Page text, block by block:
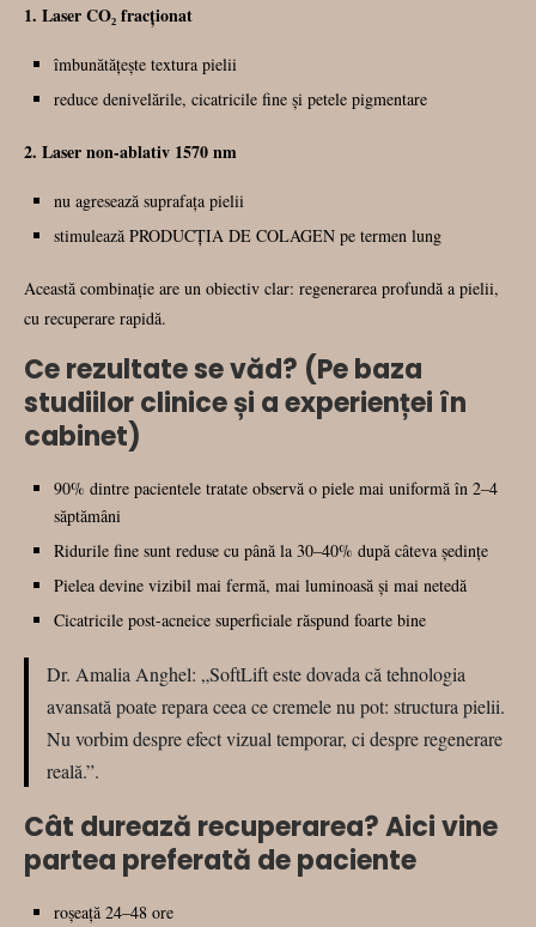
1. Laser CO₂ fracționat
îmbunătățește textura pielii
reduce denivelările, cicatricile fine și petele pigmentare
2. Laser non-ablativ 1570 nm
nu agresează suprafața pielii
stimulează PRODUCȚIA DE COLAGEN pe termen lung
Această combinație are un obiectiv clar: regenerarea profundă a pielii,
cu recuperare rapidă.
Ce rezultate se văd? (Pe baza
studiilor clinice și a experienței în
cabinet)
90% dintre pacientele tratate observă o piele mai uniformă în 2–4
săptămâni
Ridurile fine sunt reduse cu până la 30–40% după câteva ședințe
Pielea devine vizibil mai fermă, mai luminoasă şi mai netedă
Cicatricile post-acneice superficiale răspund foarte bine
Dr. Amalia Anghel: „SoftLift este dovada că tehnologia
avansată poate repara ceea ce cremele nu pot: structura pielii.
Nu vorbim despre efect vizual temporar, ci despre regenerare
reală.”.
Cât durează recuperarea? Aici vine
partea preferată de paciente
roșeață 24–48 ore